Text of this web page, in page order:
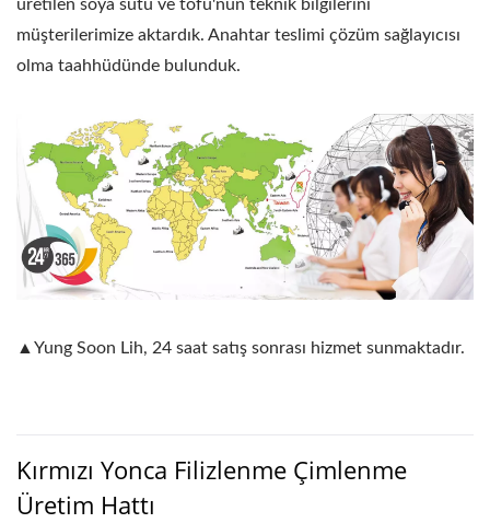
üretilen soya sütü ve tofu'nun teknik bilgilerini
müşterilerimize aktardık. Anahtar teslimi çözüm sağlayıcısı
olma taahhüdünde bulunduk.
▲Yung Soon Lih, 24 saat satış sonrası hizmet sunmaktadır.
Kırmızı Yonca Filizlenme Çimlenme
Üretim Hattı